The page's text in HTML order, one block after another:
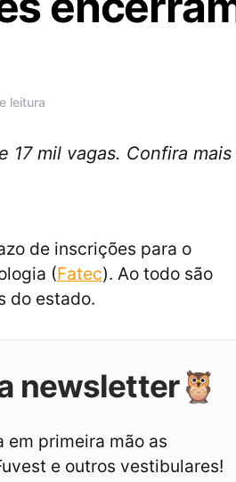
leitura
17 mil vagas. Confira
de inscrições para o
(Fatec). Ao todo são
do estado.
newsletter🦉
em primeira mão as
e outros vestibulares!